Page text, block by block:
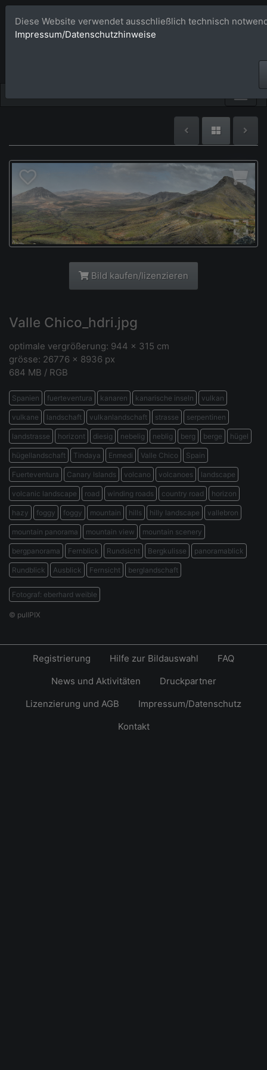
Bildagentur
Bild kaufen/lizenzieren
Valle Chico_hdri.jpg
optimale vergrößerung: 944 x 315 cm
grösse: 26776 × 8936 px
684 MB / RGB
Spanien fuerteventura kanaren kanarische inseln vulkan
vulkane landschaft vulkanlandschaft strasse serpentinen
landstrasse horizont diesig nebelig neblig berg berge hügel
hügellandschaft Tindaya Enmedi Valle Chico Spain
Fuerteventura Canary Islands volcano volcanoes landscape
volcanic landscape road winding roads country road horizon
hazy foggy foggy mountain hills hilly landscape vallebron
mountain panorama mountain view mountain scenery
bergpanorama Fernblick Rundsicht Bergkulisse panoramablick
Rundblick Ausblick Fernsicht berglandschaft
Fotograf: eberhard weible
© pullPIX
Diese Website verwendet ausschließlich technisch
Impressum/Datenschutzhinweise
Registrierung Hilfe zur Bildauswahl
FAQ
News und Aktivitäten
Druckpartner
Lizenzierung und AGB
Impressum/Datenschutz
Kontakt